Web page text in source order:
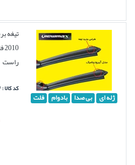
ژله ای بی صدا بادوام فلت
راست
کد کالا : ۱۰۹۳۴